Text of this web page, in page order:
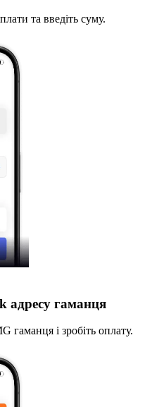
та введіть суму.
адресу гаманця
гаманця і зробіть оплату.